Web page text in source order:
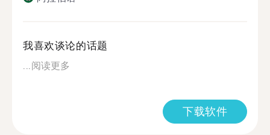
我喜欢谈论的话题
阅读更多
下载软件